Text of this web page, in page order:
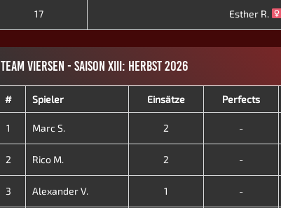
17 Esther R.
TEAM VIERSEN - SAISON XIII: HERBST 2026
# Spieler Einsätze Perfects
1 Marc S. 2 -
2 Rico M. 2 -
3 Alexander V. 1 -